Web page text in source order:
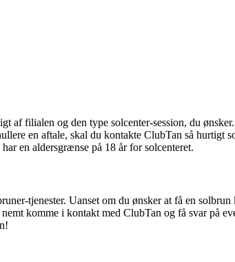
af filialen og den type solcenter-session, du
en aftale, skal du kontakte ClubTan så
en aldersgrænse på 18 år for solcenteret.
tjenester. Uanset om du ønsker at få en
komme i kontakt med ClubTan og få svar på